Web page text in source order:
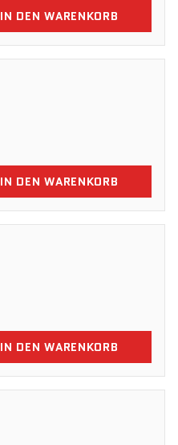
IN DEN WARENKORB
IN DEN WARENKORB
IN DEN WARENKORB